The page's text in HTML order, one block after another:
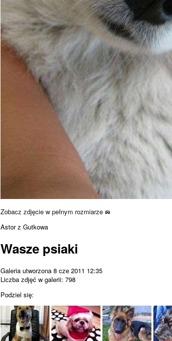
Zobacz zdjęcie w pełnym rozmiarze
Astor z Gutkowa
Wasze psiaki
Galeria utworzona 8 cze 2011 12:35
Liczba zdjęć w galerii: 798
Podziel się: